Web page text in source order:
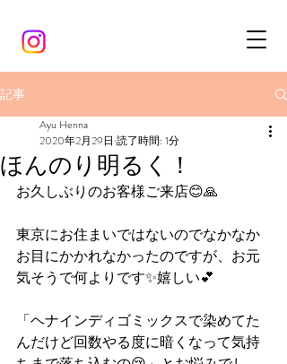
記事
ほんのり明るく！
Ayu Henna
2020年2月29日 読了時間: 1分
お久しぶりのお客様ご来店😊🙏
東京にお住まいではないのでなかなか
お目にかかれなかったのですが、お元
気そうで何よりです✨嬉しい💕
「ヘナインディゴミックスで染めてた
んだけど回数やる度に暗くなって気持